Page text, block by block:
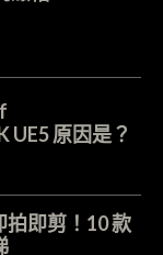
原因是？
拍即剪！10 款